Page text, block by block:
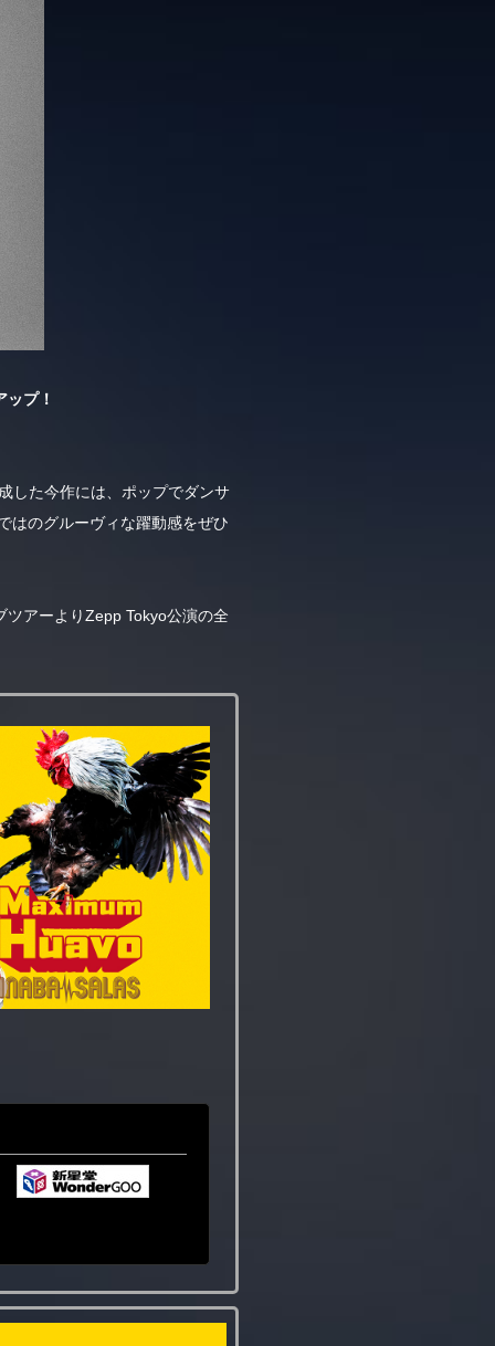
プ！
した今作には、ポップでダンサ
はのグルーヴィな躍動感をぜひ
アーよりZepp Tokyo公演の全